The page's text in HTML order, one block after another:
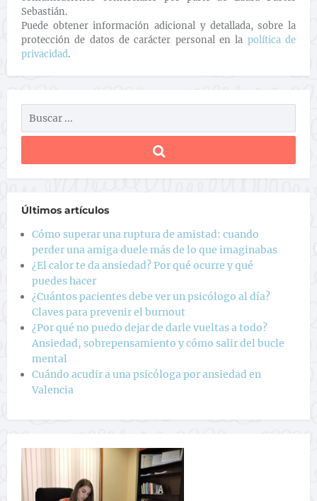
Sebastián.
Puede obtener información adicional y detallada, sobre la
protección de datos de carácter personal en la política de
privacidad.
Últimos artículos
Cómo superar una ruptura de amistad: cuando
perder una amiga duele más de lo que imaginabas
¿El calor te da ansiedad? Por qué ocurre y qué
puedes hacer
¿Cuántos pacientes debe ver un psicólogo al día?
Claves para prevenir el burnout
¿Por qué no puedo dejar de darle vueltas a todo?
Ansiedad, sobrepensamiento y cómo salir del bucle
mental
Cuándo acudir a una psicóloga por ansiedad en
Valencia